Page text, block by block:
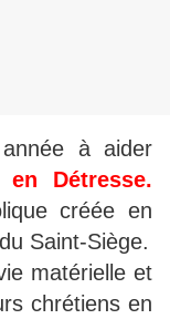
à aider
Détresse.
créée en
Saint-Siège.
matérielle et
chrétiens en